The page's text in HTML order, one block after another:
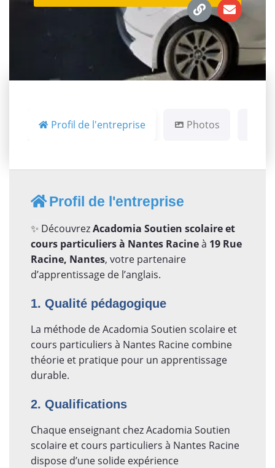
Profil de l'entreprise Photos
Profil de l'entreprise
✨ DécouvrezAcadomia Soutien scolaire et
cours particuliers à Nantes Racineà 19 Rue
Racine, Nantes, votre partenaire
d’apprentissage de l’anglais.
1. Qualité pédagogique
La méthode de Acadomia Soutien scolaire et
cours particuliers à Nantes Racine combine
théorie et pratique pour un apprentissage
durable.
2. Qualifications
Chaque enseignant chez Acadomia Soutien
scolaire et cours particuliers à Nantes Racine
dispose d’une solide expérience